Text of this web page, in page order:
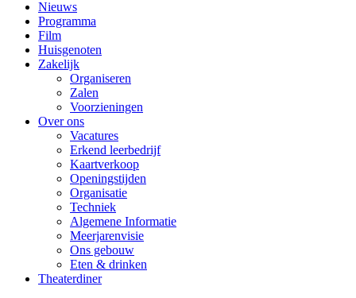
Nieuws
Programma
Film
Huisgenoten
Zakelijk
Organiseren
Zalen
Voorzieningen
Over ons
Vacatures
Erkend leerbedrijf
Kaartverkoop
Openingstijden
Organisatie
Techniek
Algemene Informatie
Meerjarenvisie
Ons gebouw
Eten & drinken
Theaterdiner